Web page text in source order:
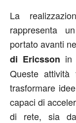
La
rappresenta
portato avanti
di Ericsson in
Queste
trasformare
capaci di
di rete, sia